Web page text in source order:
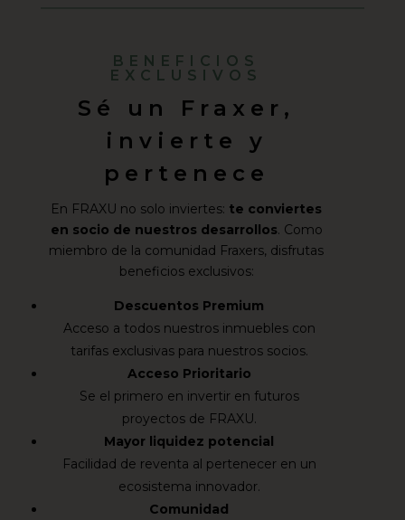
BENEFICIOS
EXCLUSIVOS
Sé un Fraxer,
invierte y
pertenece
En FRAXU no solo inviertes: te conviertes
en socio de nuestros desarrollos. Como
miembro de la comunidad Fraxers, disfrutas
beneficios exclusivos:
Descuentos Premium
Acceso a todos nuestros inmuebles con
tarifas exclusivas para nuestros socios.
Acceso Prioritario
Se el primero en invertir en futuros
proyectos de FRAXU.
Mayor liquidez potencial
Facilidad de reventa al pertenecer en un
ecosistema innovador.
Comunidad